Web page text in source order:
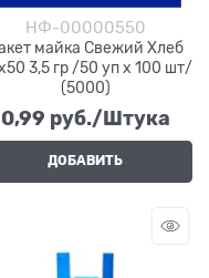
НФ-00000550
майка Свежий Хлеб
3,5 гр /50 уп х 100 шт/
(5000)
0,99 руб./Штука
ДОБАВИТЬ